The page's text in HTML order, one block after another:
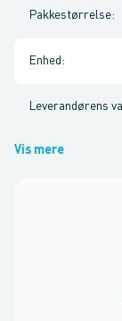
Pakkestørrelse:
Enhed :
Leverandørens
Vis mere